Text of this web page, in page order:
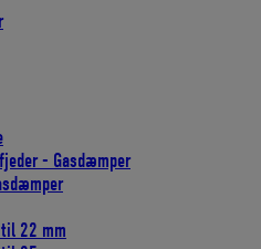
- Gasdæmper
22 mm